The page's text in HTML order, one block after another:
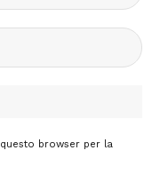
browser per la